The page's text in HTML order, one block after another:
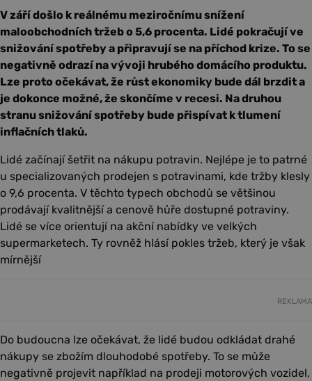
V září došlo k reálnému meziročnímu snížení
maloobchodních tržeb o 5,6 procenta. Lidé pokračují ve
snižování spotřeby a připravují se na příchod krize. To se
negativně odrazí na vývoji hrubého domácího produktu.
Lze proto očekávat, že růst ekonomiky bude dál brzdit a
je dokonce možné, že skončíme v recesi. Na druhou
stranu snižování spotřeby bude přispívat k tlumení
inflačních tlaků.
Lidé začínají šetřit na nákupu potravin. Nejlépe je to patrné
u specializovaných prodejen s potravinami, kde tržby klesly
o 9,6 procenta. V těchto typech obchodů se většinou
prodávají kvalitnější a cenově hůře dostupné potraviny.
Lidé se více orientují na akční nabídky ve velkých
supermarketech. Ty rovněž hlásí pokles tržeb, který je však
mírnější
REKLAMA
Do budoucna lze očekávat, že lidé budou odkládat drahé
nákupy se zbožím dlouhodobé spotřeby. To se může
negativně projevit například na prodeji motorových vozidel,